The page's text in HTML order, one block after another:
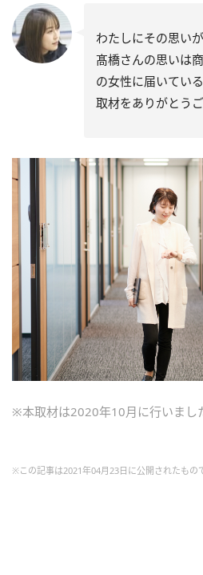
わたしにその思い
髙橋さんの思いは
の女性に届いてい
取材をありがとう
※本取材は2020年10月に行いまし
※この記事は2021年04月23日に公開されたもの